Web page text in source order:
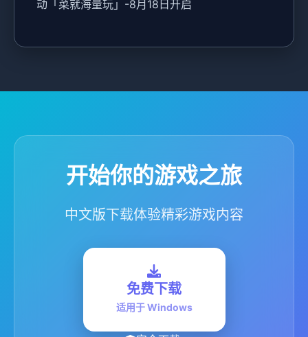
动「菜就海量玩」-8月18日开启
开始你的游戏之旅
中文版下载体验精彩游戏内容
免费下载
适用于 Windows